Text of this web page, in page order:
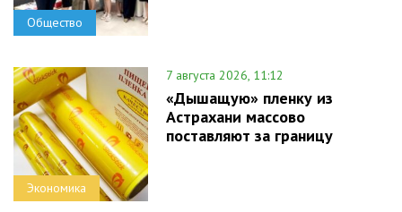
Общество
Экономика
7 августа 2026, 11:12
«Дышащую» пленку из
Астрахани массово
поставляют за границу